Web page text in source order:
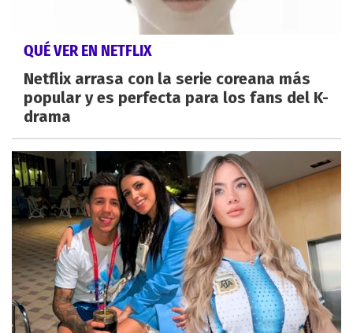
QUÉ VER EN NETFLIX
Netflix arrasa con la serie coreana más
popular y es perfecta para los fans del K-
drama